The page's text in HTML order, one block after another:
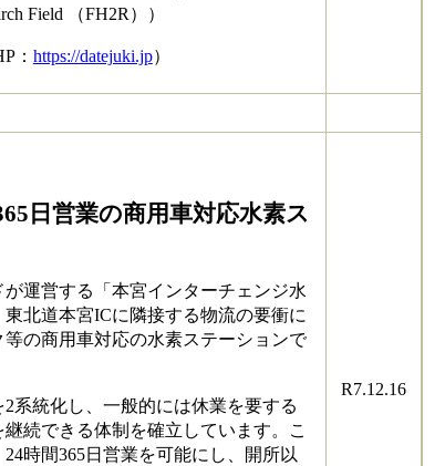
Field （FH2R））
： https://datejuki.jp）
日営業の商用車対応水素ス
運営する「本宮インターチェンジ水
北道本宮ICに隣接する物流の要衝に
の商用車対応の水素ステーションで
系統化し、一般的には休業を要する
続できる体制を確立しています。こ
時間365日営業を可能にし、開所以
R7.12.16